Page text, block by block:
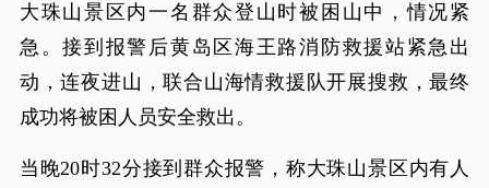
大珠山景区内一名群众登山时被困山中，情况紧
急。接到报警后黄岛区海王路消防救援站紧急出
动，连夜进山，联合山海情救援队开展搜救，最终
成功将被困人员安全救出。
当晚20时32分接到群众报警，称大珠山景区内有人